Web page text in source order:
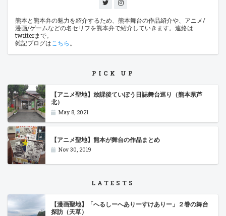
熊本と熊本弁の魅力を紹介するため、熊本舞台の作品紹介や、アニメ/
漫画/ゲームなどの名セリフを熊本弁で紹介していきます。連絡は
twitterまで。
雑記ブログは こちら 。
PICK UP
【アニメ聖地】放課後ていぼう日誌舞台巡り（熊本県芦
北）
May 8, 2021
【アニメ聖地】熊本が舞台の作品まとめ
Nov 30, 2019
LATESTS
【漫画聖地】「へるしーへありーすけありー」２巻の舞台
探訪（天草）